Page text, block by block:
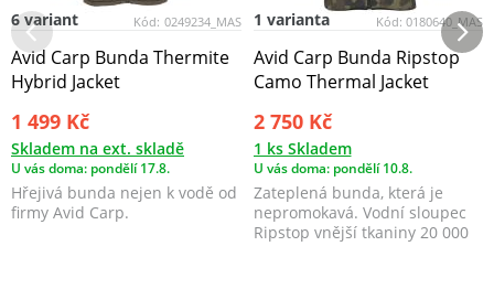
Kód: 0249234_MAS
6 variant
Avid Carp Bunda Thermite
Hybrid Jacket
1 499 Kč
Skladem na ext. skladě
U vás doma: pondělí 17.8.
Hřejivá bunda nejen k vodě od
firmy Avid Carp.
Kód: 0180640_MAS
1 varianta
Avid Carp Bunda Ripstop
Camo Thermal Jacket
2 750 Kč
1 ks Skladem
U vás doma: pondělí 10.8.
Zateplená bunda, která je
nepromokavá. Vodní sloupec
Ripstop vnější tkaniny 20 000